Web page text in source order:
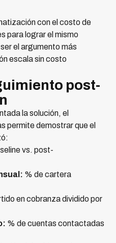
con el costo de
para lograr el mismo
el argumento más
escala sin costo
post-
la solución, el
permite demostrar que el
vs. post-
% de cartera
en cobranza dividido por
% de cuentas contactadas